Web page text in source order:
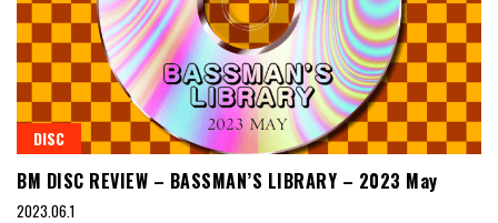
DISC
BM DISC REVIEW – BASSMAN’S LIBRARY – 2023 May
2023.06.1